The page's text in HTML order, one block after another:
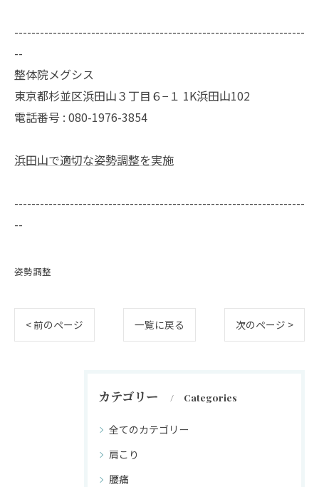
--------------------------------------------------------------------
--
整体院メグシス
東京都杉並区浜田山３丁目６−１ 1K浜田山102
電話番号 : 080-1976-3854
浜田山で適切な姿勢調整を実施
--------------------------------------------------------------------
--
姿勢調整
< 前のページ 一覧に戻る 次のページ >
カテゴリー Categories
全てのカテゴリー
肩こり
腰痛